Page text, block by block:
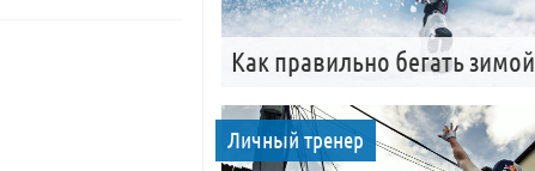
Как правильно бегать зимой
Личный тренер